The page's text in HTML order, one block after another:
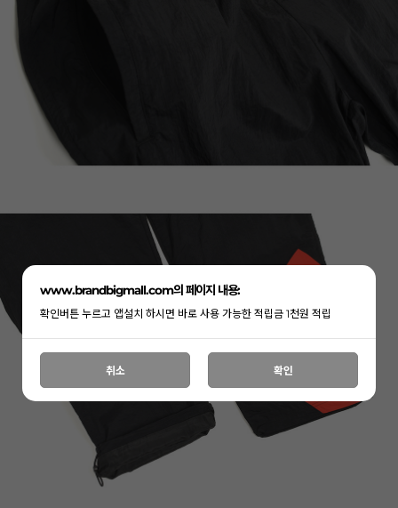
www.brandbigmall.com의 페이지 내용:
확인버튼 누르고 앱설치 하시면 바로 사용 가능한 적립금 1천원 적립
취소 확인